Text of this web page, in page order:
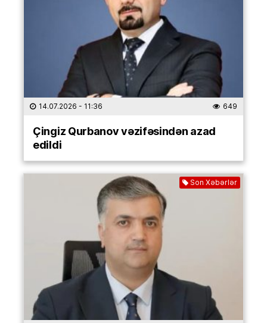
14.07.2026 - 11:36 649
Çingiz Qurbanov vəzifəsindən azad
edildi
Son Xəbərlər